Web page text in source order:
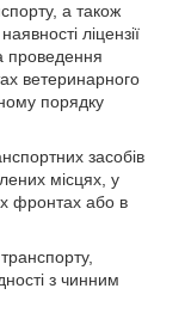
а також
ліцензії
проведення
ветеринарного
порядку
засобів
місцях, у
фронтах або в
з чинним